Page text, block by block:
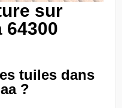
sur
64300
tuiles dans
?